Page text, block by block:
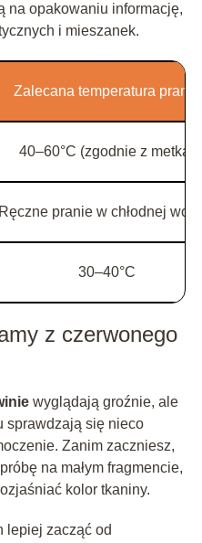
na opakowaniu informację,
i mieszanek.
Zalecana temperatura prania
40–60°C (zgodnie z metką)
Ręczne pranie w chłodnej
30–40°C
z czerwonego
wyglądają groźnie, ale
sprawdzają się nieco
Zanim zaczniesz,
na małym fragmencie,
kolor tkaniny.
lepiej zacząć od